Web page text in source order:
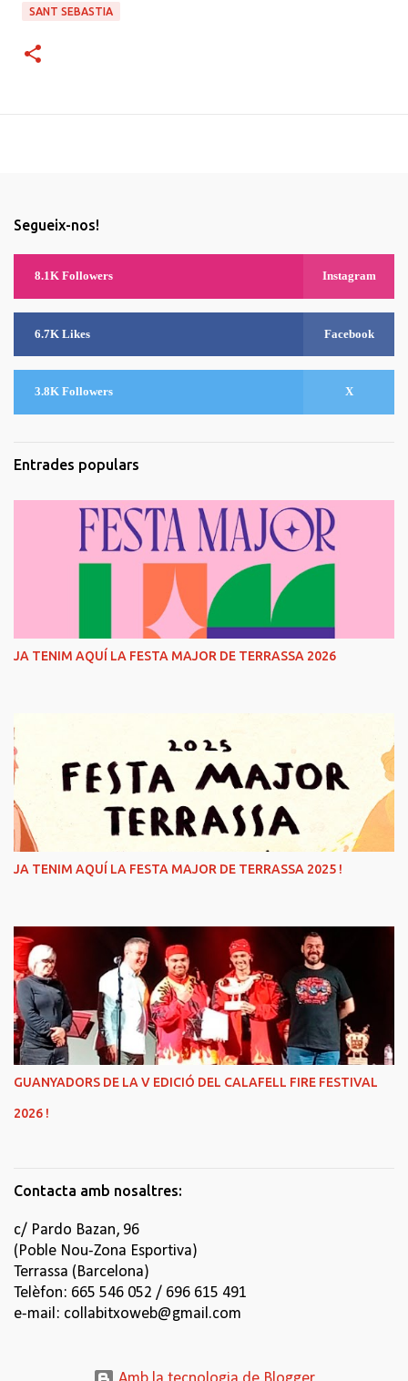
SANT SEBASTIA
Segueix-nos!
8.1K Followers Instagram
6.7K Likes Facebook
3.8K Followers X
Entrades populars
JA TENIM AQUÍ LA FESTA MAJOR DE TERRASSA 2026
JA TENIM AQUÍ LA FESTA MAJOR DE TERRASSA 2025 !
GUANYADORS DE LA V EDICIÓ DEL CALAFELL FIRE FESTIVAL
2026 !
Contacta amb nosaltres:
c/ Pardo Bazan, 96
(Poble Nou-Zona Esportiva)
Terrassa (Barcelona)
Telèfon: 665 546 052 / 696 615 491
e-mail: collabitxoweb@gmail.com